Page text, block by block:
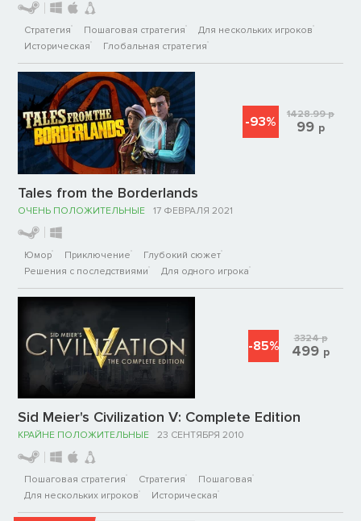
Стратегия Пошаговая стратегия
Для нескольких игроков
Историческая
Глобальная стратегия
Tales from the Borderlands
ОЧЕНЬ ПОЛОЖИТЕЛЬНЫЕ 17 ФЕВРАЛЯ 2021
Юмор Приключение
Глубокий сюжет
Решения с последствиями
Для одного игрока
-93% 1428.99р
99 р
Sid Meier's Civilization V: Complete Edition
КРАЙНЕ ПОЛОЖИТЕЛЬНЫЕ 23 СЕНТЯБРЯ 2010
Пошаговая стратегия Стратегия
Пошаговая
Для нескольких игроков
Историческая
-85% 3324р
499 р